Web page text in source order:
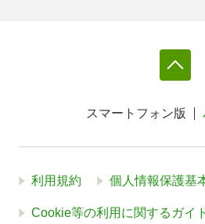
スマートフォン版
利用規約 個人情報保護基
Cookie等の利用に関するガイ